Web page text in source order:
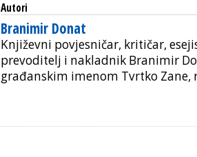
Autori
Branimir Donat
Književni povjesničar, kritičar,
prevoditelj i nakladnik Branimir
građanskim imenom Tvrtko Zane,